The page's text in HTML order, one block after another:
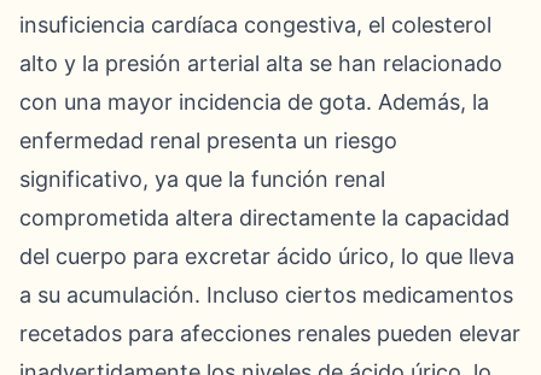
insuficiencia cardíaca congestiva, el colesterol
alto y la presión arterial alta se han relacionado
con una mayor incidencia de gota. Además, la
enfermedad renal presenta un riesgo
significativo, ya que la función renal
comprometida altera directamente la capacidad
del cuerpo para excretar ácido úrico, lo que lleva
a su acumulación. Incluso ciertos medicamentos
recetados para afecciones renales pueden elevar